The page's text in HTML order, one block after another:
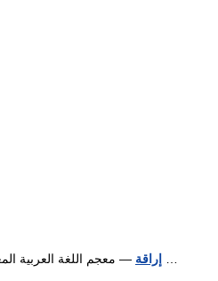
إراقة